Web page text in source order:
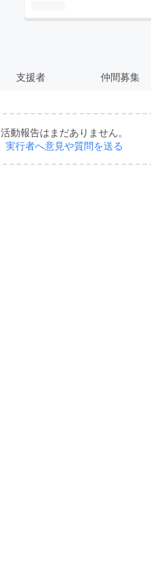
支援者 仲間募集
活動報告はまだありません。
実行者へ意見や質問を送る